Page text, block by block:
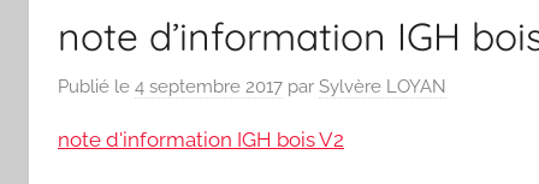
note d’information IGH
Publié le 4 septembre 2017 par Sylvère LOYAN
note d'information IGH bois V2